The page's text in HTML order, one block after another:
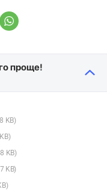
проще!
KB)
KB)
KB)